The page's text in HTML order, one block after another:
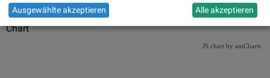
Chart
JS chart by amCharts
Ausgewählte akzeptieren Alle akzeptieren